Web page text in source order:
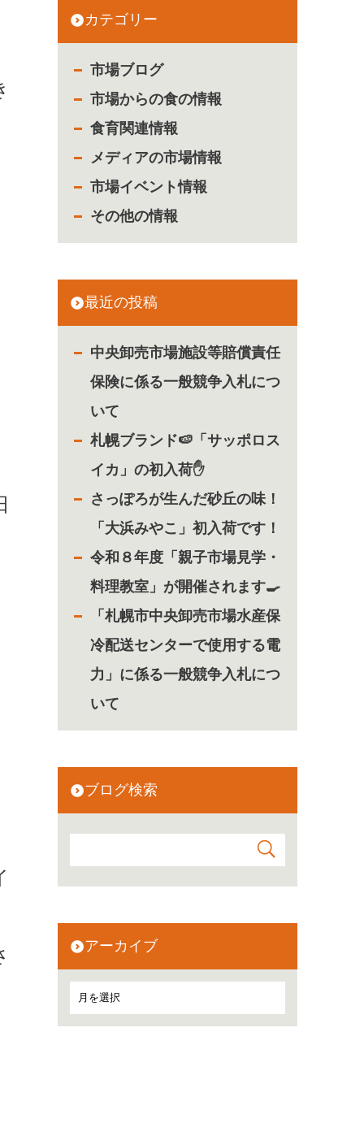
カテゴリー
市場ブログ
市場からの食の情報
食育関連情報
メディアの市場情報
市場イベント情報
その他の情報
最近の投稿
中央卸売市場施設等賠償責任
保険に係る一般競争入札につ
いて
札幌ブランド🍉「サッポロス
イカ」の初入荷✋
さっぽろが生んだ砂丘の味！
「大浜みやこ」初入荷です！
令和８年度「親子市場見学・
料理教室」が開催されます🍳
「札幌市中央卸売市場水産保
冷配送センターで使用する電
力」に係る一般競争入札につ
いて
ブログ検索
アーカイブ